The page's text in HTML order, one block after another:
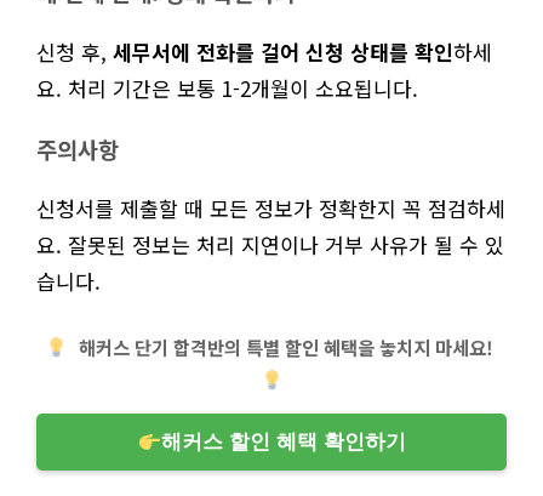
신청 후, 세무서에 전화를 걸어 신청 상태를 확인하세
요. 처리 기간은 보통 1-2개월이 소요됩니다.
주의사항
신청서를 제출할 때 모든 정보가 정확한지 꼭 점검하세
요. 잘못된 정보는 처리 지연이나 거부 사유가 될 수 있
습니다.
해커스 단기 합격반의 특별 할인 혜택을 놓치지 마세요!
해커스 할인 혜택 확인하기